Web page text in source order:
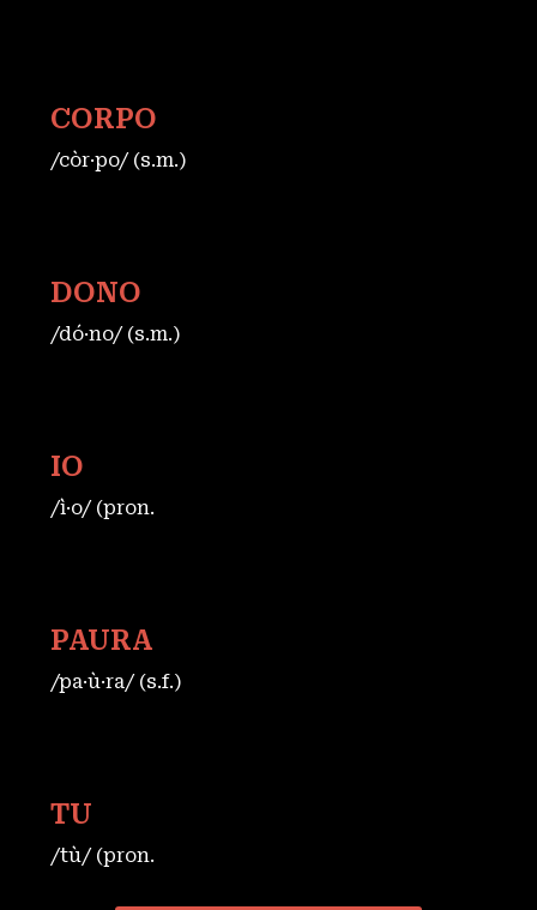
CORPO
/còr·po/ (s.m.)
DONO
/dó·no/ (s.m.)
IO
/ì·o/ (pron.
PAURA
/pa·ù·ra/ (s.f.)
TU
/tù/ (pron.